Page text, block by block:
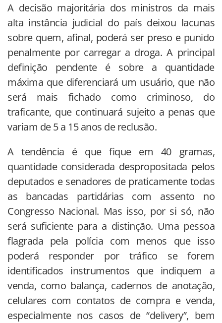
A decisão majoritária dos ministros da mais
alta instância judicial do país deixou lacunas
sobre quem, afinal, poderá ser preso e punido
penalmente por carregar a droga. A principal
definição pendente é sobre a quantidade
máxima que diferenciará um usuário, que não
será mais fichado como criminoso, do
traficante, que continuará sujeito a penas que
variam de 5 a 15 anos de reclusão.
A tendência é que fique em 40 gramas,
quantidade considerada despropositada pelos
deputados e senadores de praticamente todas
as bancadas partidárias com assento no
Congresso Nacional. Mas isso, por si só, não
será suficiente para a distinção. Uma pessoa
flagrada pela polícia com menos que isso
poderá responder por tráfico se forem
identificados instrumentos que indiquem a
venda, como balança, cadernos de anotação,
celulares com contatos de compra e venda,
especialmente nos casos de “delivery”, bem